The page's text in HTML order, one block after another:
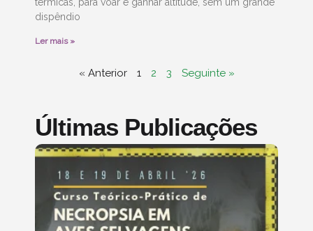
dispêndio
Ler mais »
« Anterior 1 2 3 Seguinte »
Últimas Publicações